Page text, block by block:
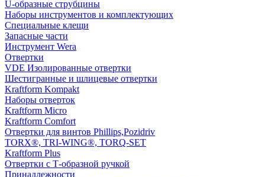
U-образные струбцины
Наборы инструментов и комплектующих
Специальные клещи
Запасные части
Инструмент Wera
Отвертки
VDE Изолированные отвертки
Шестигранные и шлицевые отвертки
Kraftform Kompakt
Наборы отверток
Kraftform Micro
Kraftform Comfort
Отвертки для винтов Phillips,Pozidriv
TORX®, TRI-WING®, TORQ-SET
Kraftform Plus
Отвертки с Т-образной ручкой
Принадлежности